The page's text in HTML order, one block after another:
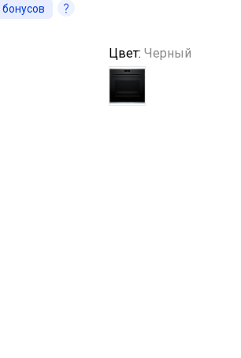
бонусов
Цвет: Черный